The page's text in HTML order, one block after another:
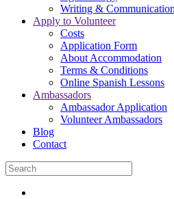
Writing &
Apply to Volunteer
Costs
Application Form
About Accommodation
Terms & Conditions
Online Spanish Lessons
Ambassadors
Ambassador Application
Volunteer Ambassadors
Blog
Contact